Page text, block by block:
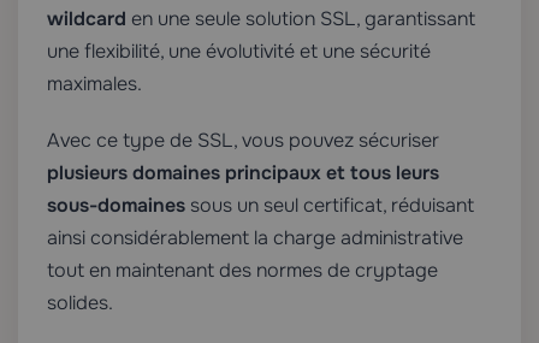
wildcard en une seule solution SSL, garantissant
une flexibilité, une évolutivité et une sécurité
maximales.
Avec ce type de SSL, vous pouvez sécuriser
plusieurs domaines principaux et tous leurs
sous-domaines sous un seul certificat, réduisant
ainsi considérablement la charge administrative
tout en maintenant des normes de cryptage
solides.